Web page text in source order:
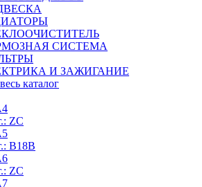
СИСТЕМА
И ЗАЖИГАНИЕ
каталог
ZC
B18B
ZC